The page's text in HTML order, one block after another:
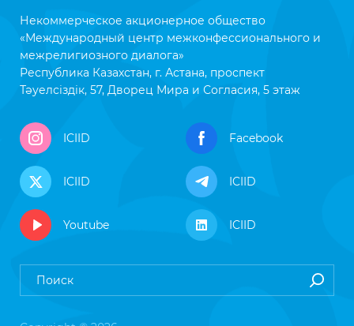
Некоммерческое акционерное общество
«Международный центр межконфессионального и
межрелигиозного диалога»
Республика Казахстан, г. Астана, проспект
Тәуелсіздік, 57, Дворец Мира и Согласия, 5 этаж
ICIID Facebook
ICIID ICIID
Youtube ICIID